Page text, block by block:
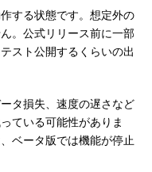
する状態です。想定外の
。公式リリース前に一部
スト公開するくらいの出
タ損失、速度の遅さなど
ている可能性がありま
ベータ版では機能が停止